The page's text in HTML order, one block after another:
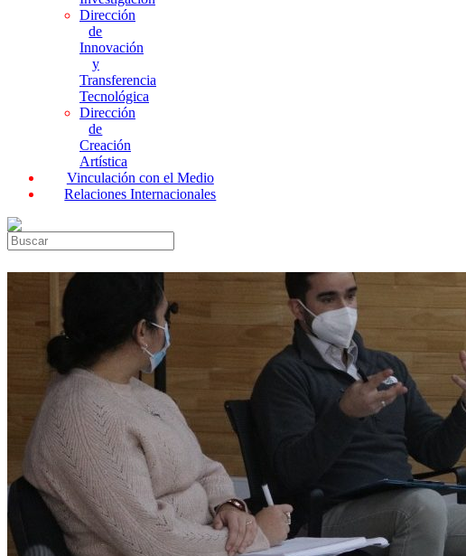
Dirección
de
Innovación
y
Transferencia
Tecnológica
Dirección
de
Creación
Artística
Vinculación con el Medio
Relaciones Internacionales